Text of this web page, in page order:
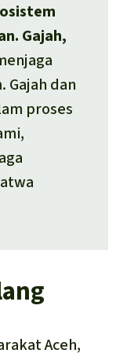
Gajah,
Gajah dan
proses
Aceh,